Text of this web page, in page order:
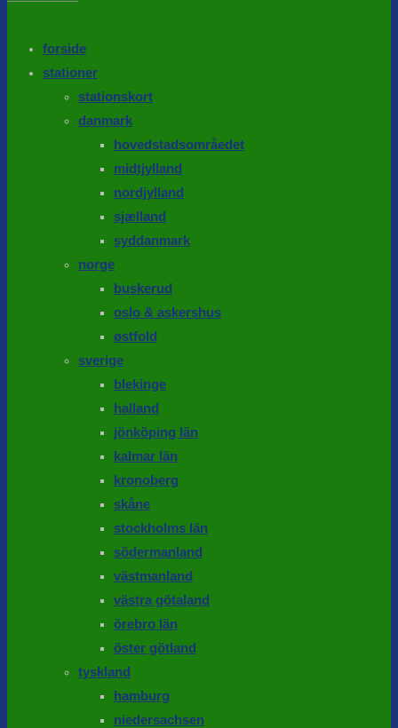
forside
stationer
stationskort
danmark
hovedstadsområedet
midtjylland
nordjylland
sjælland
syddanmark
norge
buskerud
oslo & askershus
østfold
sverige
blekinge
halland
jönköping län
kalmar län
kronoberg
skåne
stockholms län
södermanland
västmanland
västra götaland
örebro län
öster götland
tyskland
hamburg
niedersachsen